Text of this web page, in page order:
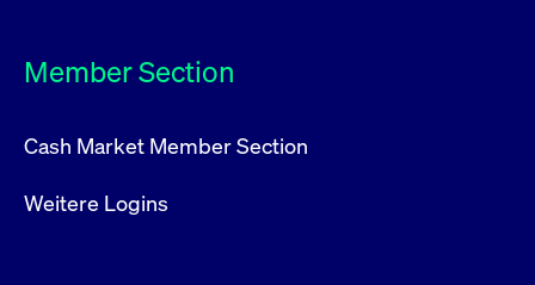
Member Section
Cash Market Member Section
Weitere Logins